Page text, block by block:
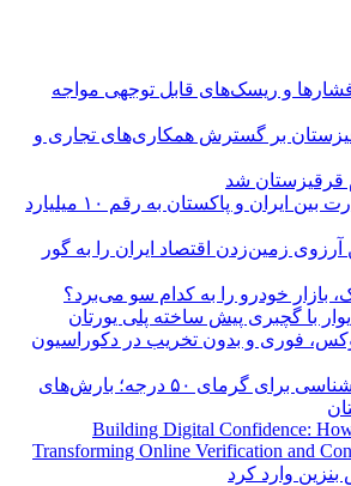
فشارها و ریسک‌های قابل توجهی مواجه
بر گسترش همکاری‌های تجاری و
شد
افزایش حجم تجارت بین ایران و پاکستان به رقم ۱۰ میلیارد
زمین‌زدن اقتصاد ایران را به گور
بازار خودرو را به کدام سو می‌برد؟
با گچبری پیش ساخته پلی یورتان
فوری و بدون تخریب در دکوراسیون
هشدار قرمز هواشناسی برای گرمای ۵۰ درجه؛ بارش‌های
Building Digital Confidence:
Transforming Online Verification and
وارد کرد